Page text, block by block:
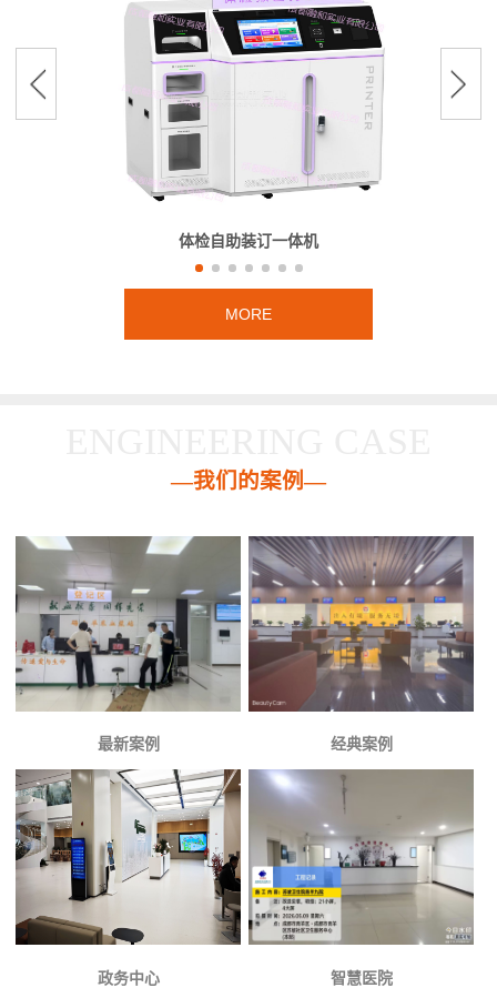
体检自助装订一体机
MORE
—我们的案例—
最新案例 经典案例
政务中心 智慧医院